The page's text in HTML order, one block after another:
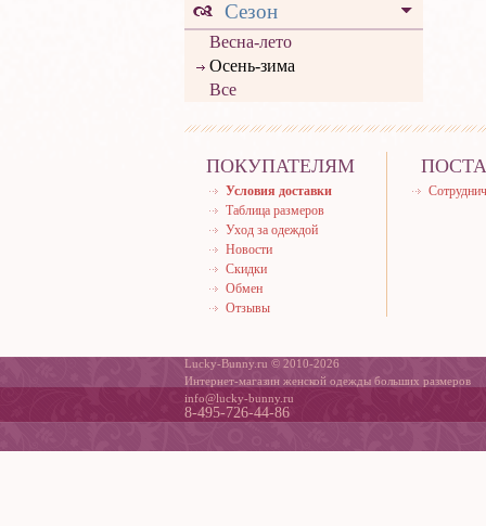
Сезон
Весна-лето
Осень-зима
Все
ПОКУПАТЕЛЯМ
Условия доставки
Таблица размеров
Уход за одеждой
Новости
Скидки
Обмен
Отзывы
Lucky-Bunny.ru © 2010-2026
Интернет-магазин женской одежды больших размеров
info@lucky-bunny.ru
8-495-726-44-86